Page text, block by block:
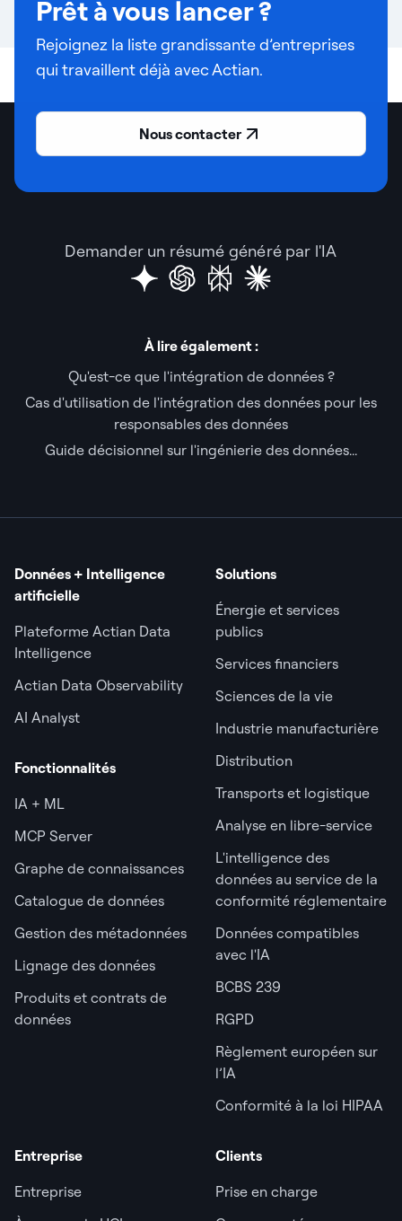
Prêt à vous lancer ?
Rejoignez la liste grandissante d’entreprises
qui travaillent déjà avec Actian.
Nous contacter
Demander un résumé généré par l'IA
À lire également :
Qu'est-ce que l'intégration de données ?
Cas d'utilisation de l'intégration des données pour les
responsables des données
Guide décisionnel sur l'ingénierie des données...
Données + Intelligence
artificielle
Plateforme Actian Data
Intelligence
Actian Data Observability
AI Analyst
Fonctionnalités
IA + ML
MCP Server
Graphe de connaissances
Catalogue de données
Gestion des métadonnées
Lignage des données
Produits et contrats de
données
Solutions
Énergie et services
publics
Services financiers
Sciences de la vie
Industrie manufacturière
Distribution
Transports et logistique
Analyse en libre-service
L'intelligence des
données au service de la
conformité réglementaire
Données compatibles
avec l'IA
BCBS 239
RGPD
Règlement européen sur
l’IA
Conformité à la loi HIPAA
Entreprise
Entreprise
Clients
Prise en charge